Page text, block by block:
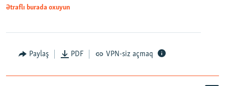
Ətraflı burada oxuyun
Paylaş PDF VPN-siz açmaq